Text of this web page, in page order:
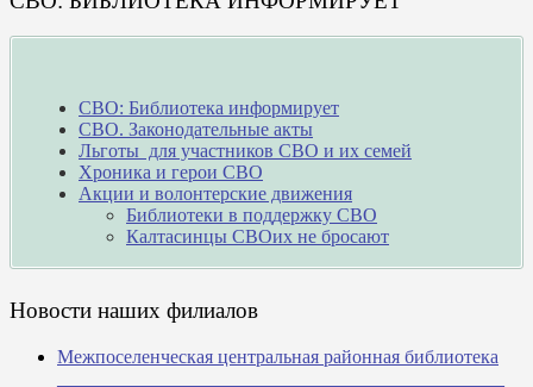
СВО: Библиотека информирует
СВО. Законодательные акты
Льготы для участников СВО и их семей
Хроника и герои СВО
Акции и волонтерские движения
Библиотеки в поддержку СВО
Калтасинцы СВОих не бросают
Новости наших филиалов
Межпоселенческая центральная районная библиотека